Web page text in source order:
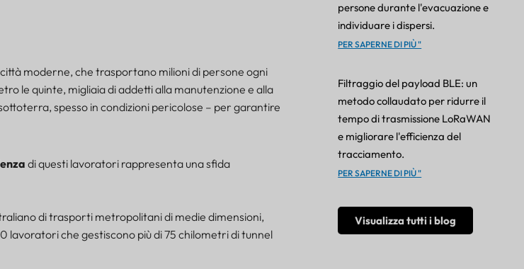
moderne, che trasportano milioni di persone ogni
le quinte, migliaia di addetti alla manutenzione e alla
spesso in condizioni pericolose – per garantire
di questi lavoratori rappresenta una sfida
di trasporti metropolitani di medie dimensioni,
che gestiscono più di 75 chilometri di tunnel
persone durante l'evacuazione e
individuare i dispersi.
PER SAPERNE DI PIÙ "
Filtraggio del payload BLE: un
metodo collaudato per ridurre il
tempo di trasmissione LoRaWAN
e migliorare l'efficienza del
tracciamento.
PER SAPERNE DI PIÙ "
Visualizza tutti i blog